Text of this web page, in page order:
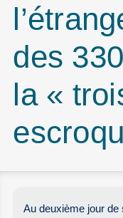
des
la «
Au deuxième jour de